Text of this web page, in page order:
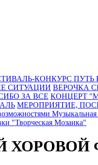
КОНКУРС ПУТЬ
СИТУАЦИИ ВЕРОЧКА
ЗА ВСЕ КОНЦЕРТ
МЕРОПРИЯТИЕ,
Музыкальная
"Творческая Мозаика"